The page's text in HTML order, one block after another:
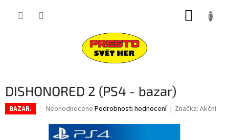
DISHONORED 2 (PS4 - bazar)
BAZAR.
Průměrné
produktu
Neohodnoceno Podrobnosti hodnocení Značka:Akční